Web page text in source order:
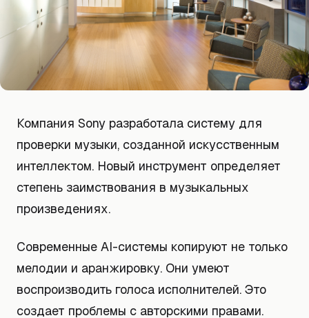
Компания Sony разработала систему для
проверки музыки, созданной искусственным
интеллектом. Новый инструмент определяет
степень заимствования в музыкальных
произведениях.
Современные AI-системы копируют не только
мелодии и аранжировку. Они умеют
воспроизводить голоса исполнителей. Это
создает проблемы с авторскими правами.